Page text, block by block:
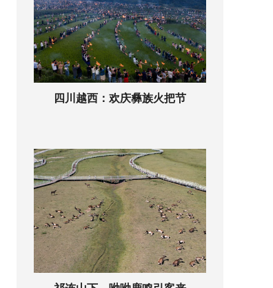
四川越西：欢庆彝族火把节